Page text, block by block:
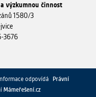
výzkumnou činnost
1580/3
3676
odpovídá Právní
Mámeřešení.cz